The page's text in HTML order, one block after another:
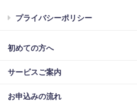
プライバシーポリシー
初めての方へ
サービスご案内
お申込みの流れ